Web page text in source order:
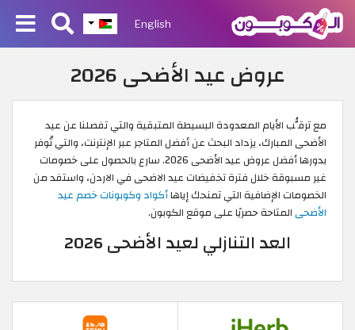
English
عروض عيد الأضحى 2026
مع ترقُّب الأيام المعدودة البسيطة المتبقية والتي تفصلنا عن عيد
الأضحى المبارك، يزداد البحث عن أفضل المتاجر عبر الإنترنت، والتي تُوفر
بدورها أفضل عروض عيد الأضحى 2026. سارع بالحصول على خصومات
غير مسبوقة خلال فترة تخفيضات عيد الاضحى في الاردن، واستفد من
الخصومات الإضافية التي تمنحك إياهاأكواد وكوبونات خصم عيد
الأضحى المتاحة حصريًا على موقع الكوبون.
العد التنازلي لعيد الأضحى 2026